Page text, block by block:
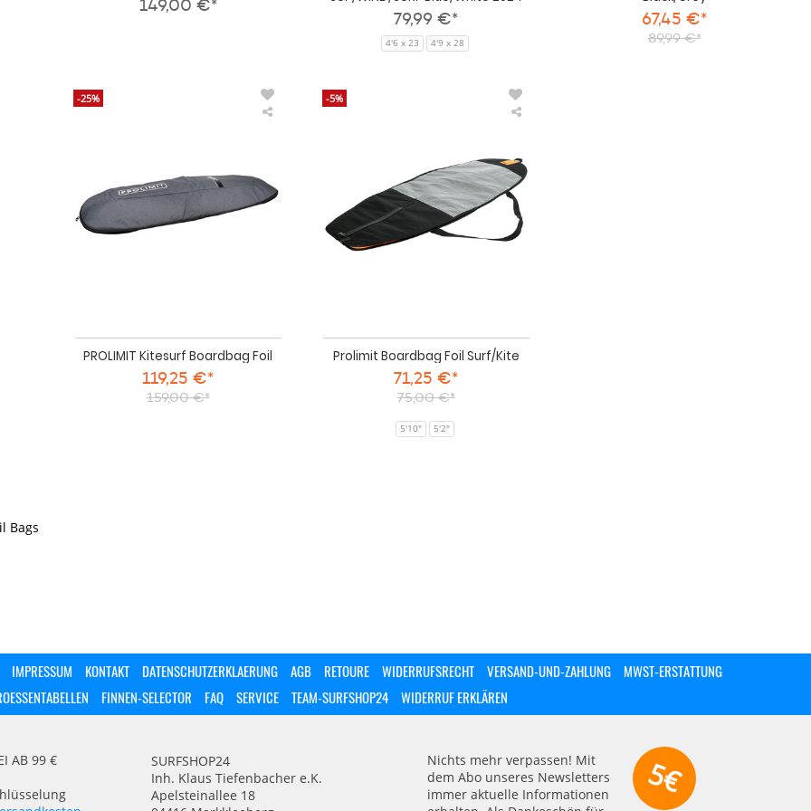
149,00 €*
79,99 €*
4'6 x 23 4'9 x 28
67,45 €*
89,99 €*
-25%
PROLIMIT Kitesurf Boardbag Foil
119,25 €*
159,00 €*
-5%
Prolimit Boardbag Foil Surf/Kite
71,25 €*
75,00 €*
5'10" 5'2"
Surf/Kite
Bags
IMPRESSUM KONTAKT DATENSCHUTZERKLAERUNG AGB RETOURE WIDERRUFSRECHT VERSAND-UND-ZAHLUNG
MWST-ERSTATTUNG
FINNEN-SELECTOR FAQ SERVICE TEAM-SURFSHOP24 WIDERRUF ERKLÄREN
AB 99 €
SURFSHOP24
Inh. Klaus Tiefenbacher e.K.
Apelsteinallee 18
5€
Nichts mehr verpassen! Mit
dem Abo unseres Newsletters
immer aktuelle Informationen